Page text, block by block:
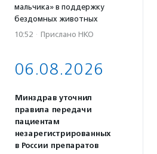
мальчика» в поддержку
бездомных животных
10:52 · Прислано НКО
06.08.2026
Минздрав уточнил
правила передачи
пациентам
незарегистрированных
в России препаратов